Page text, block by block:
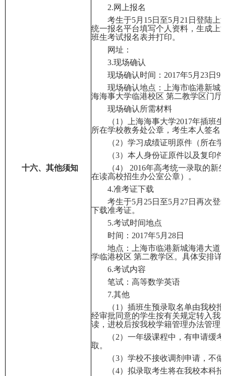
十六、其他须知
2.网上报名
考生于5月 15日至5月 21 日登陆上
统一报名平台填写个人资料，生成上
班生考试报名表并打印。
网址：
3.现场确认
现场确认时间： 2017年5月 23日 9
现场确认地点：上海市临港新城
海海事大学临港校区 第二教学区门厅
现场确认所需材料
（1 ）上海海事大学2017年插班
所在学校教务处公章，考生本人签名
（2）学习成绩证明原件（所在
（3）本人身份证原件以及复印
（4） 2016年高考统一录取的新
在读高校招生办公室公章）。
4.准考证下载
考生于5月 25日至5月 27日再次登
下载准考证。
5.考试时间地点
时间： 2017年5月 28日
地点：上海市临港新城海港大道
学临港校区 第二教学区。具体安排详
6.考试内容
笔试：高等数学英语
7.其他
（1 ）插班生预录取名单由我校
经审批同意的学生按有关规定转入我
读，进校后按我校学籍管理办法管理
（2）一年级课程中，有申请缓
取。
（3）学校不接收调剂申请，不
（4）拟录取考生将在我校本科